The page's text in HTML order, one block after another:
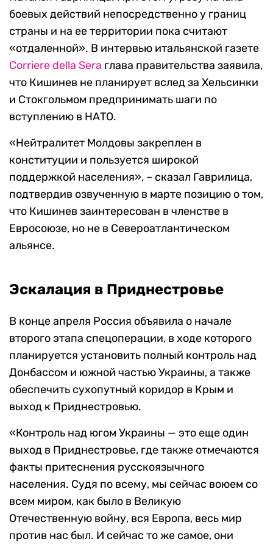
боевых действий непосредственно у границ
страны и на ее территории пока считают
«отдаленной». В интервью итальянской газете
Corriere della Sera глава правительства заявила,
что Кишинев не планирует вслед за Хельсинки
и Стокгольмом предпринимать шаги по
вступлению в НАТО.
«Нейтралитет Молдовы закреплен в
конституции и пользуется широкой
поддержкой населения», – сказал Гаврилица,
подтвердив озвученную в марте позицию о том,
что Кишинев заинтересован в членстве в
Евросоюзе, но не в Североатлантическом
альянсе.
Эскалация в Приднестровье
В конце апреля Россия объявила о начале
второго этапа спецоперации, в ходе которого
планируется установить полный контроль над
Донбассом и южной частью Украины, а также
обеспечить сухопутный коридор в Крым и
выход к Приднестровью.
«Контроль над югом Украины — это еще один
выход в Приднестровье, где также отмечаются
факты притеснения русскоязычного
населения. Судя по всему, мы сейчас воюем со
всем миром, как было в Великую
Отечественную войну, вся Европа, весь мир
против нас был. И сейчас то же самое, они